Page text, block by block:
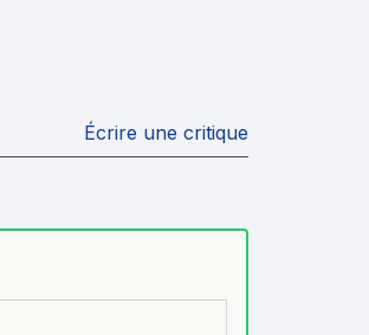
Écrire une critique